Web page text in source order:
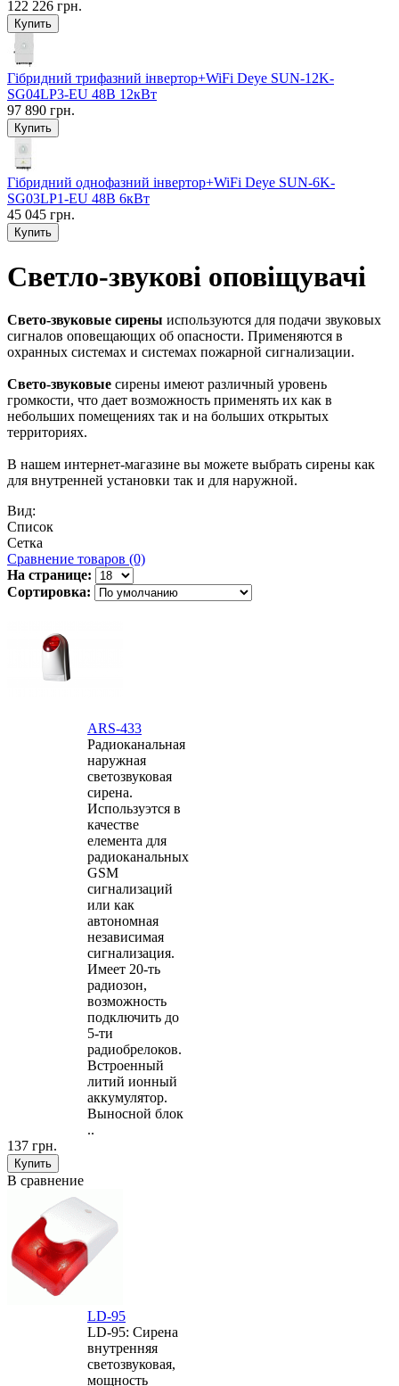
122 226 грн.
Гібридний трифазний інвертор+WiFi Deye SUN-12K-
SG04LP3-EU 48В 12кВт
97 890 грн.
Гібридний однофазний інвертор+WiFi Deye SUN-6K-
SG03LP1-EU 48В 6кВт
45 045 грн.
Светло-звукові оповіщувачі
Свето-звуковые сирены используются для подачи звуковых
сигналов оповещающих об опасности. Применяются в
охранных системах и системах пожарной сигнализации.
Свето-звуковые сирены имеют различный уровень
громкости, что дает возможность применять их как в
небольших помещениях так и на больших открытых
территориях.
В нашем интернет-магазине вы можете выбрать сирены как
для внутренней установки так и для наружной.
Вид:
Список
Сетка
Сравнение товаров (0)
На странице:
Сортировка:
ARS-433
Радиоканальная
наружная
светозвуковая
сирена.
Используэтся в
качестве
елемента для
радиоканальных
GSM
сигнализаций
или как
автономная
независимая
сигнализация.
Имеет 20-ть
радиозон,
возможность
подключить до
5-ти
радиобрелоков.
Встроенный
литий ионный
аккумулятор.
Выносной блок
..
137 грн.
В сравнение
LD-95
LD-95: Сирена
внутренняя
светозвуковая,
мощность